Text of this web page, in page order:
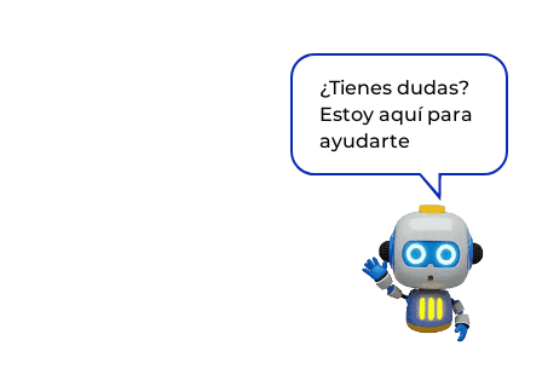
¿Tienes dudas?
Estoy aquí para
ayudarte